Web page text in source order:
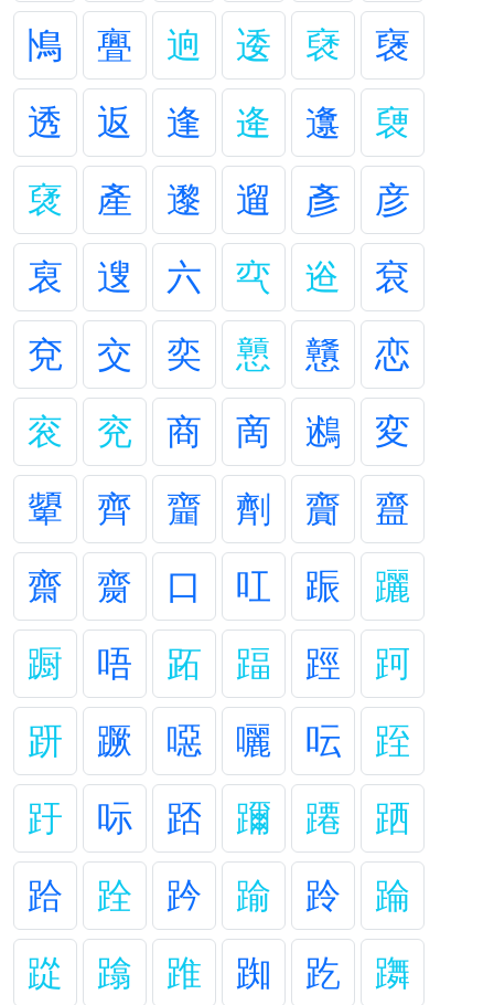
鳪
亹 逈 逶 褎
襃
透
返 逢 逄 邍
褏
裦
產 邌 遛 彥
彦
裒
遚 六 亪 逧
袞
兗
交 奕 戅 戇
恋
衮
兖 商 啇 鶐
変
顰
齊 齏 劑 齎
齍
齋
齌 口 叿 䟴
躧
蹰
唔 跖 踾 踁
跒
趼
蹶 噁 囇 呍
跮
趶
呩 踎 躎 蹮
跴
跲
跧 趻 踰 跉
踚
踨
蹹 踓 踟 趷
躌